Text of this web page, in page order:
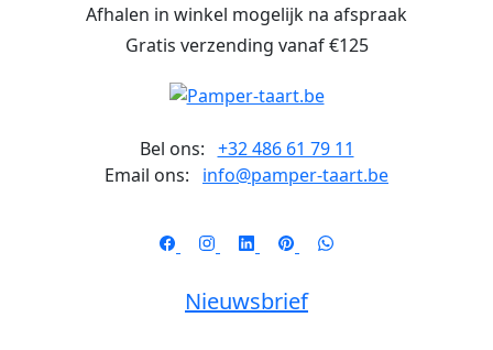
Afhalen in winkel mogelijk na afspraak
Gratis verzending vanaf €125
Bel ons: +32 486 61 79 11
Email ons: info@pamper-taart.be
Nieuwsbrief